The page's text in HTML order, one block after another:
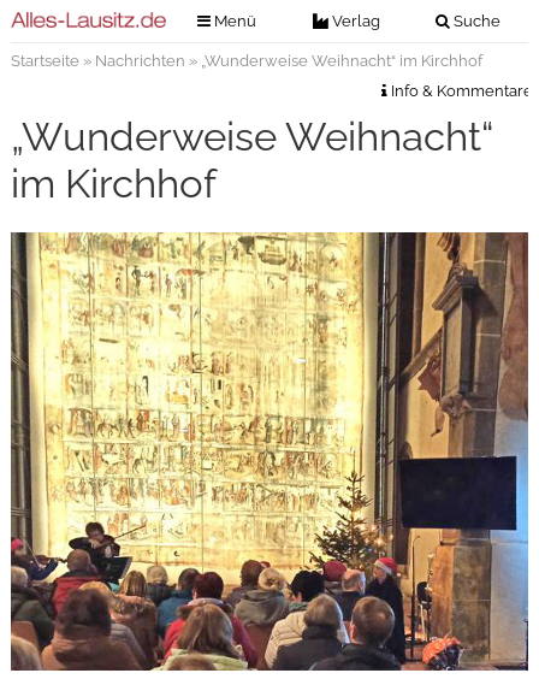
Menü Verlag Suche
Verlag
Kontakt
Impressum
Nachrichten
Anzeigensuche
Digitale Ausgaben
Startseite» Nachrichten » „Wunderweise Weihnacht“ im Kirchhof
Info & Kommentare
„Wunderweise Weihnacht“
im Kirchhof